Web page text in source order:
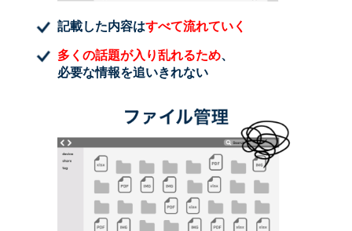
記載した内容はすべて流れていく
多くの話題が入り乱れるため、
必要な情報を追いきれない